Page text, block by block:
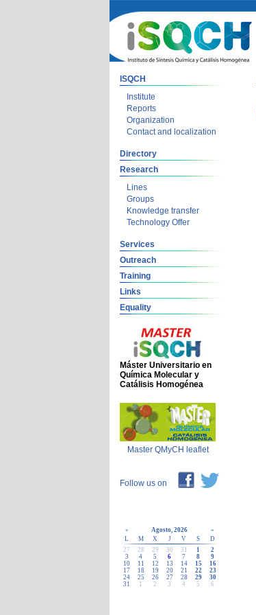
ISQCH
Institute
Reports
Organization
Contact and localization
Directory
Research
Lines
Groups
Knowledge transfer
Technology Offer
Services
Outreach
Training
Links
Equality
Máster Universitario en
Química Molecular y
Catálisis Homogénea
Master QMyCH leaflet
Follow us on
« Agosto, 2026
»
L
M X J V S
D
27
28 29 30 31 1
2
3
4 5 6 7 8
9
10
11 12 13 14 15
16
17
18 19 20 21 22
23
24
25 26 27 28 29
30
31
1 2 3 4 5 6